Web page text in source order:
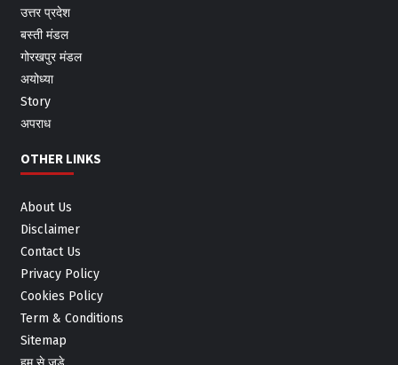
उत्तर प्रदेश
बस्ती मंडल
गोरखपुर मंडल
अयोध्या
Story
अपराध
OTHER LINKS
About Us
Disclaimer
Contact Us
Privacy Policy
Cookies Policy
Term & Conditions
Sitemap